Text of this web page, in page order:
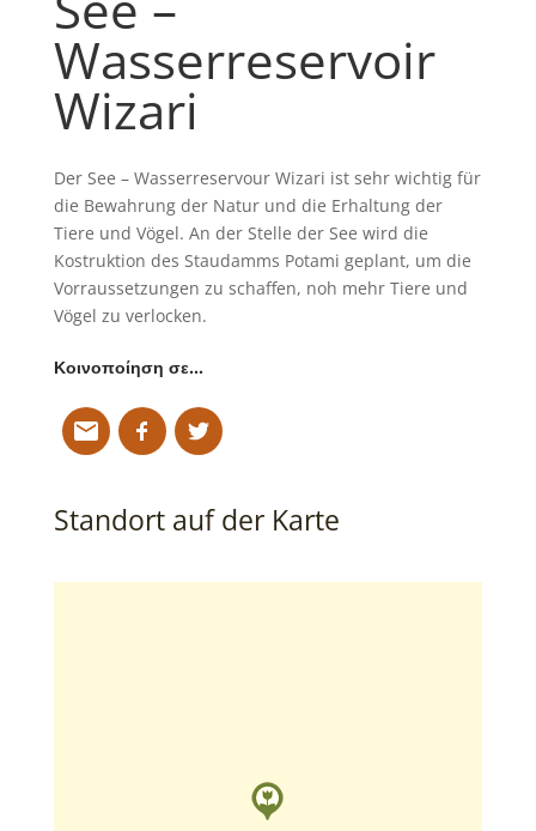
Wasserreservoir
Wizari
Der See – Wasserreservour Wizari ist sehr wichtig für
die Bewahrung der Natur und die Erhaltung der
Tiere und Vögel. An der Stelle der See wird die
Kostruktion des Staudamms Potami geplant, um die
Vorraussetzungen zu schaffen, noh mehr Tiere und
Vögel zu verlocken.
Κοινοποίηση σε…
Standort auf der Karte